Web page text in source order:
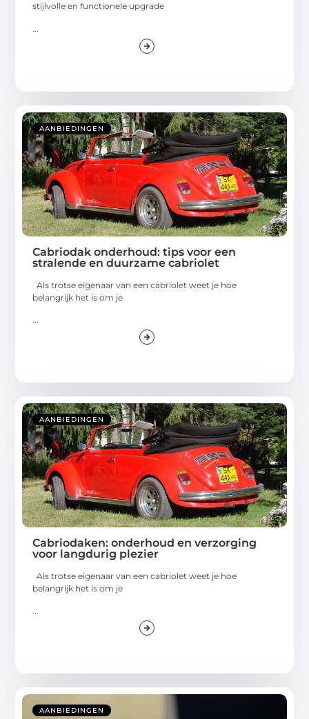
stijlvolle en functionele upgrade
AANBIEDINGEN
Cabriodak onderhoud: tips voor een
stralende en duurzame cabriolet
Als trotse eigenaar van een cabriolet weet je hoe
belangrijk het is om je
...
AANBIEDINGEN
Cabriodaken: onderhoud en verzorging
voor langdurig plezier
Als trotse eigenaar van een cabriolet weet je hoe
belangrijk het is om je
...
AANBIEDINGEN